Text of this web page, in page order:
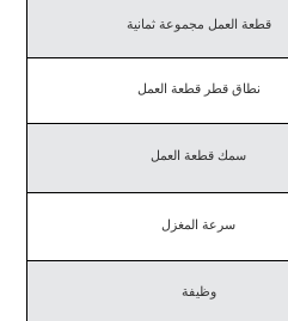
قطعة العمل مجموعة ثمانية
نطاق قطر قطعة العمل
سمك قطعة العمل
سرعة المغزل
وظيفة